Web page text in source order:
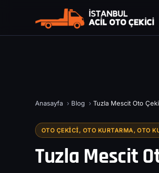
Anasayfa › Blog › Tuzla Mescit Oto
OTO ÇEKICI, OTO KURTARMA, OTO
Tuzla Mescit